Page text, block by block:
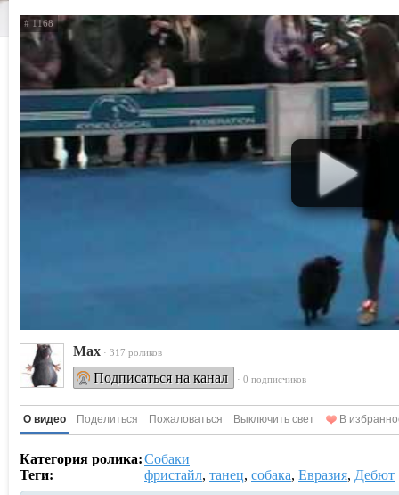
# 1168
Max · 317 роликов
Подписаться на канал · 0 подписчиков
О видео Поделиться Пожаловаться Выключить свет В
Категория ролика:Собаки
Теги:
фристайл, танец, собака, Евразия, Дебют